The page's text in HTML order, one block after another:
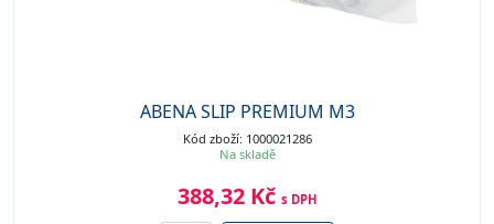
ABENA SLIP PREMIUM M3
Kód zboží: 1000021286
Na skladě
388,32 Kč s DPH